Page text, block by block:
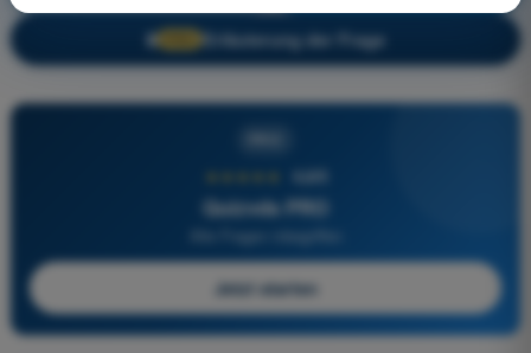
🔒 Erläuterung der Frage
4,6/5
Quizvds PRO
Alle Fragen inbegriffen
Jetzt starten